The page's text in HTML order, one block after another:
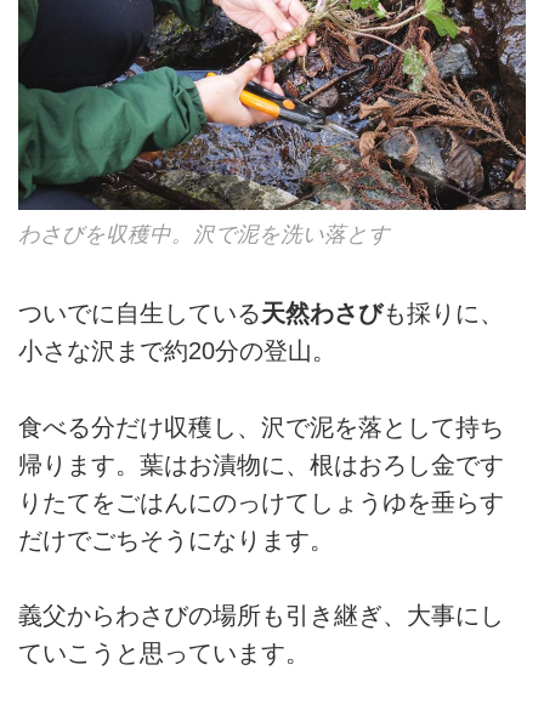
わさびを収穫中。沢で泥を洗い落とす
ついでに自生している天然わさびも採りに、
小さな沢まで約20分の登山。
食べる分だけ収穫し、沢で泥を落として持ち
帰ります。葉はお漬物に、根はおろし金です
りたてをごはんにのっけてしょうゆを垂らす
だけでごちそうになります。
義父からわさびの場所も引き継ぎ、大事にし
ていこうと思っています。